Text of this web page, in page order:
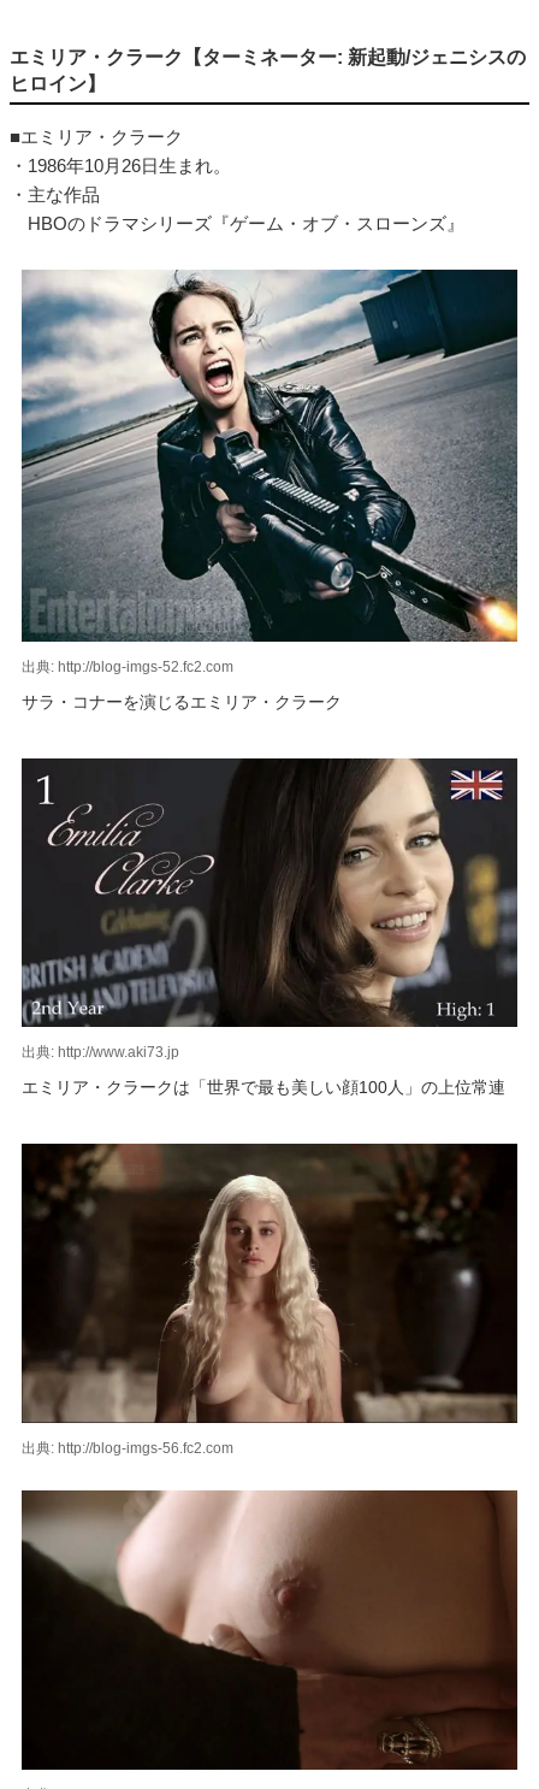
エミリア・クラーク【ターミネーター: 新起動/ジェニシスの
ヒロイン】
■エミリア・クラーク
・1986年10月26日生まれ。
・主な作品
HBOのドラマシリーズ『ゲーム・オブ・スローンズ』
出典: http://blog-imgs-52.fc2.com
サラ・コナーを演じるエミリア・クラーク
出典: http://www.aki73.jp
エミリア・クラークは「世界で最も美しい顔100人」の上位常連
出典: http://blog-imgs-56.fc2.com